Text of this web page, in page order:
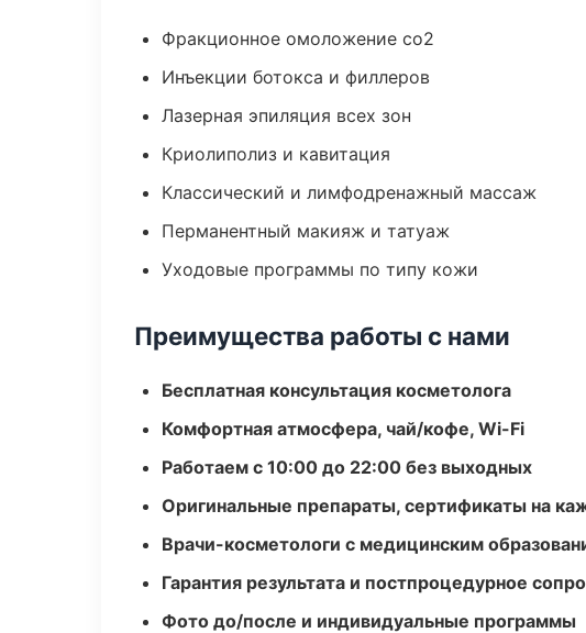
Фракционное омоложение co2
Инъекции ботокса и филлеров
Лазерная эпиляция всех зон
Криолиполиз и кавитация
Классический и лимфодренажный массаж
Перманентный макияж и татуаж
Уходовые программы по типу кожи
Преимущества работы с нами
Бесплатная консультация косметолога
Комфортная атмосфера, чай/кофе, Wi-Fi
Работаем с 10:00 до 22:00 без выходных
Оригинальные препараты, сертификаты на
Врачи-косметологи с медицинским
Гарантия результата и постпроцедурное
Фото до/после и индивидуальные программы